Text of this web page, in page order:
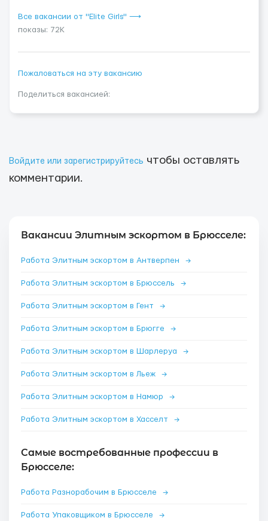
Все вакансии от "Elite Girls" ⟶
показы: 72K
Пожаловаться на эту вакансию
Поделиться вакансией:
Войдите или зарегистрируйтесь чтобы оставлять
комментарии.
Вакансии Элитным эскортом в Брюсселе:
Работа Элитным эскортом в Антверпен →
Работа Элитным эскортом в Брюссель →
Работа Элитным эскортом в Гент →
Работа Элитным эскортом в Брюгге →
Работа Элитным эскортом в Шарлеруа →
Работа Элитным эскортом в Льеж →
Работа Элитным эскортом в Намюр →
Работа Элитным эскортом в Хасселт →
Самые востребованные профессии в
Брюсселе:
Работа Разнорабочим в Брюсселе →
Работа Упаковщиком в Брюсселе →